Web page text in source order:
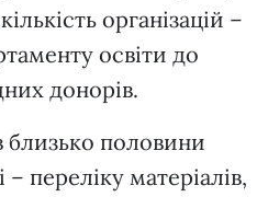
організацій –
освіти до
донорів.
близько половини
переліку матеріалів,